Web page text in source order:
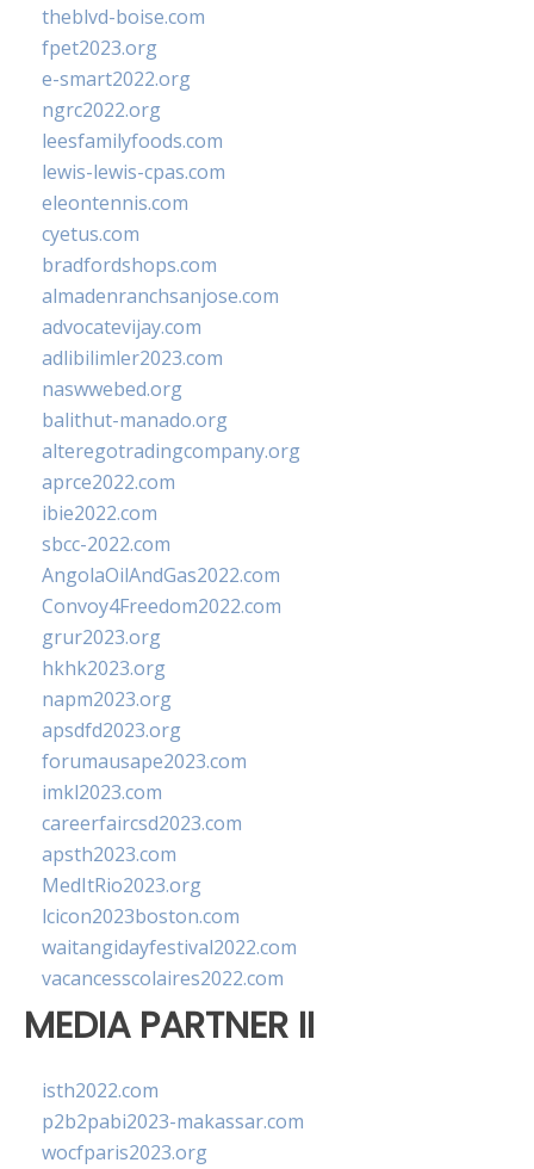
theblvd-boise.com
fpet2023.org
e-smart2022.org
ngrc2022.org
leesfamilyfoods.com
lewis-lewis-cpas.com
eleontennis.com
cyetus.com
bradfordshops.com
almadenranchsanjose.com
advocatevijay.com
adlibilimler2023.com
naswwebed.org
balithut-manado.org
alteregotradingcompany.org
aprce2022.com
ibie2022.com
sbcc-2022.com
AngolaOilAndGas2022.com
Convoy4Freedom2022.com
grur2023.org
hkhk2023.org
napm2023.org
apsdfd2023.org
forumausape2023.com
imkl2023.com
careerfaircsd2023.com
apsth2023.com
MedItRio2023.org
lcicon2023boston.com
waitangidayfestival2022.com
vacancesscolaires2022.com
MEDIA PARTNER II
isth2022.com
p2b2pabi2023-makassar.com
wocfparis2023.org